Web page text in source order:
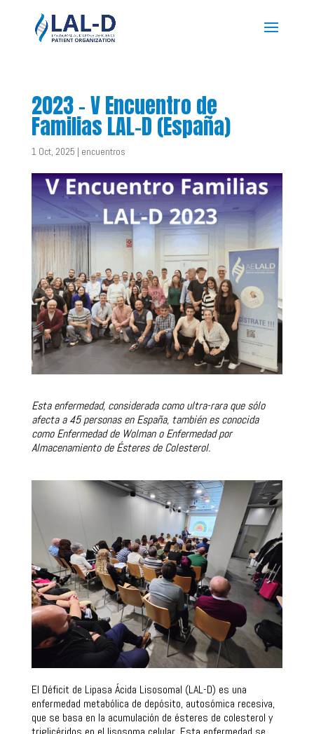
2023 – V Encuentro de
Familias LAL-D (España)
1 Oct, 2025 | encuentros
Esta enfermedad, considerada como ultra-rara que sólo
afecta a 45 personas en España, también es conocida
como Enfermedad de Wolman o Enfermedad por
Almacenamiento de Ésteres de Colesterol.
El Déficit de Lipasa Ácida Lisosomal (LAL-D) es una
enfermedad metabólica de depósito, autosómica recesiva,
que se basa en la acumulación de ésteres de colesterol y